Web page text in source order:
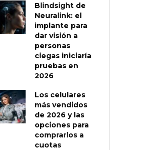
Blindsight de
Neuralink: el
implante para
dar visión a
personas
ciegas iniciaría
pruebas en
2026
Los celulares
más vendidos
de 2026 y las
opciones para
comprarlos a
cuotas